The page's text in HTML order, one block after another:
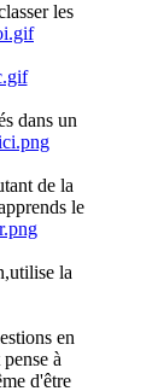
les
dans un
de la
le
la
en
à
d'être